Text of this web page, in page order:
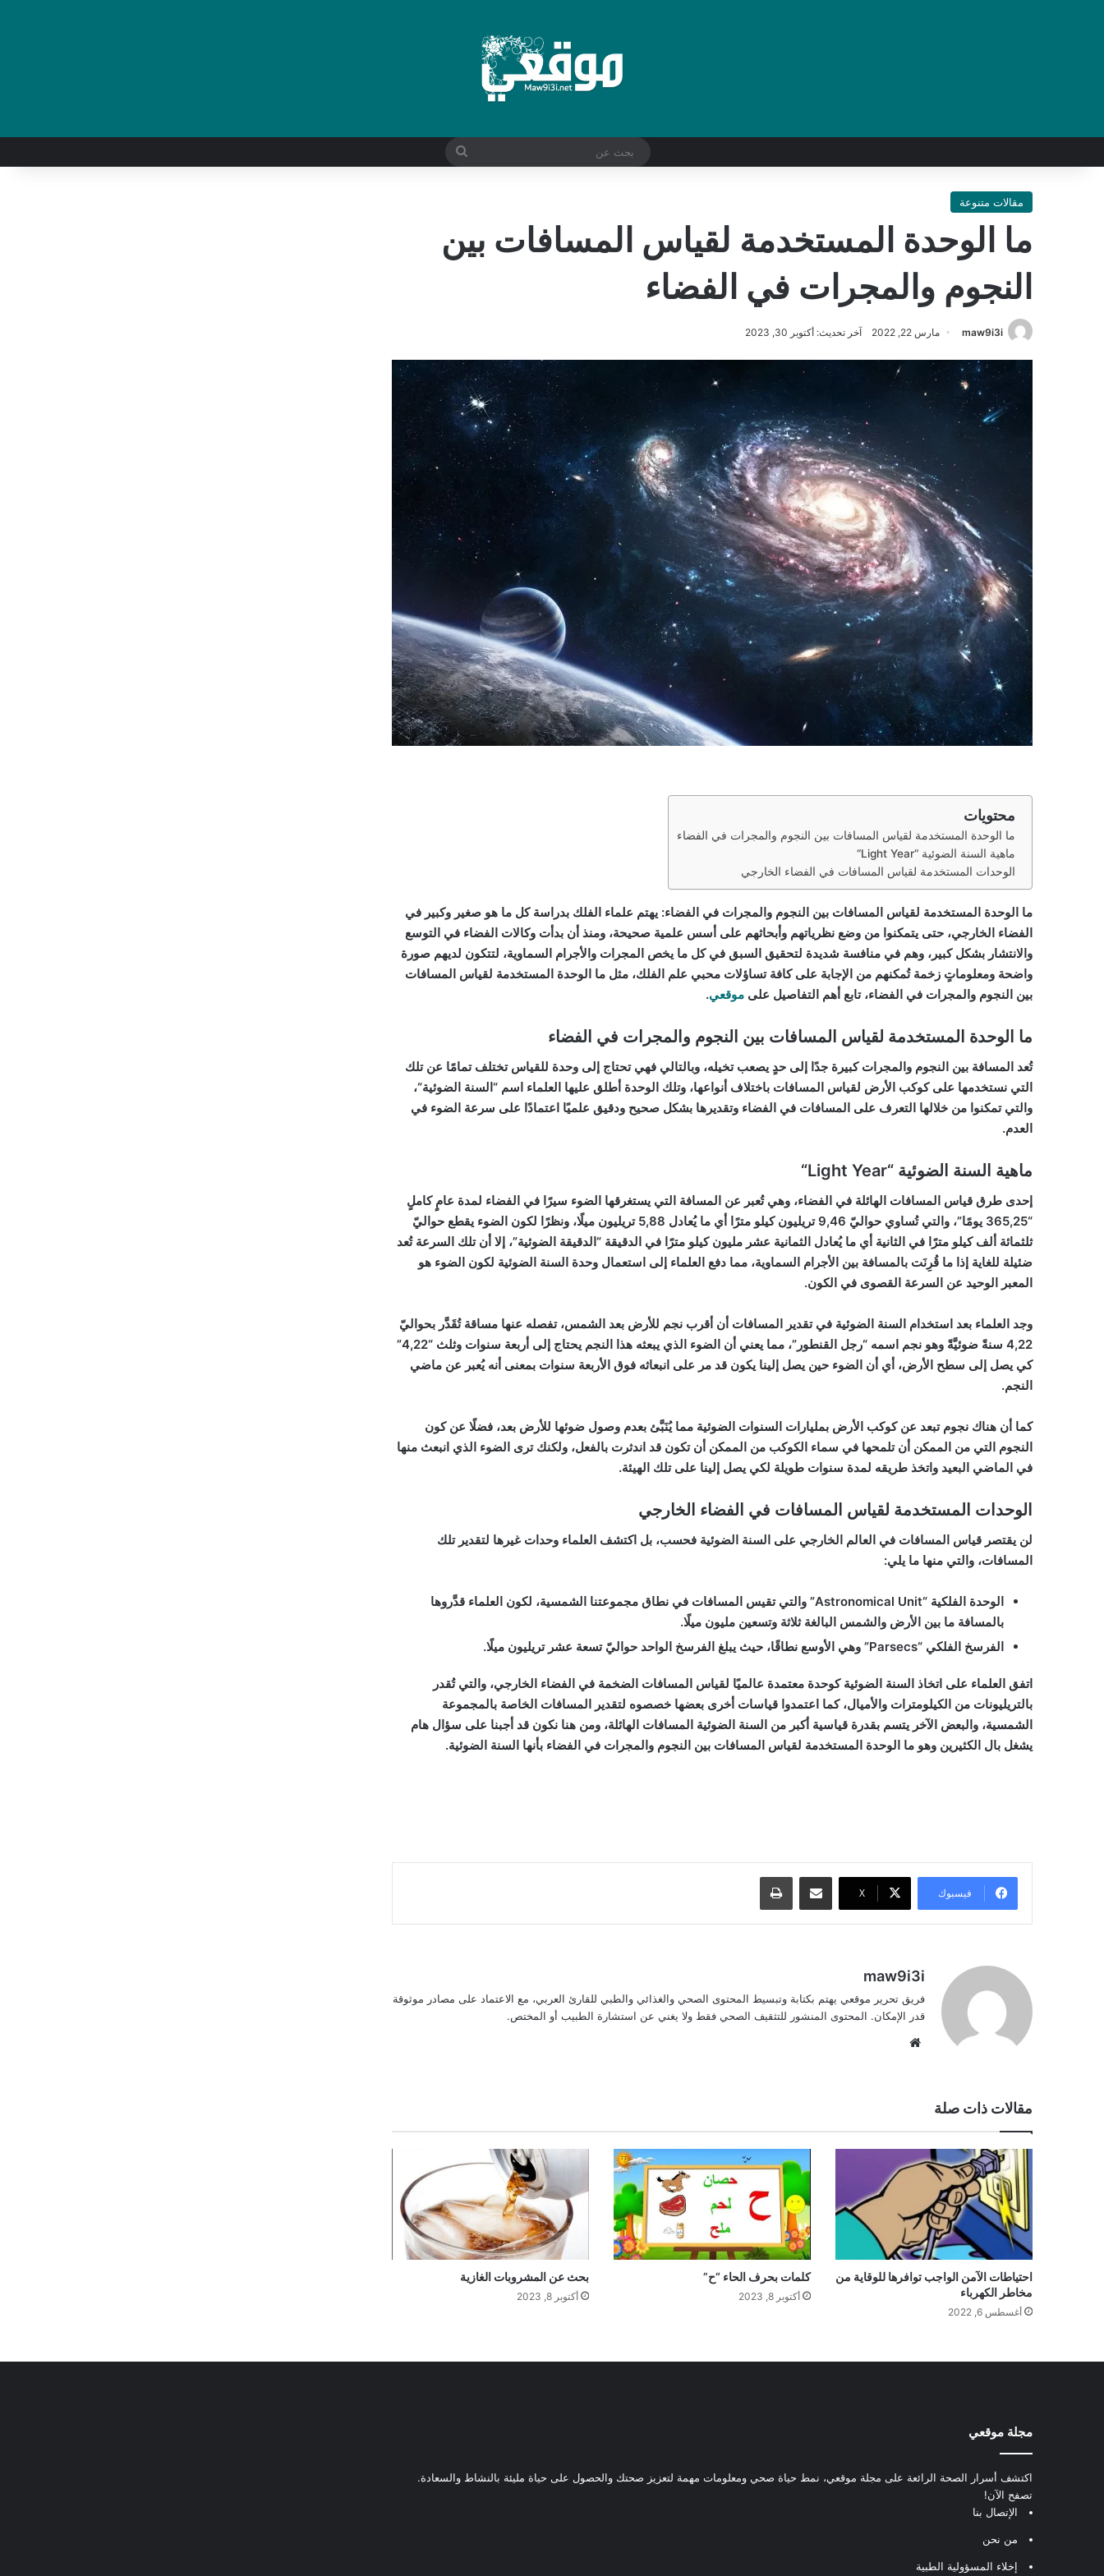
بحث
مقالات متنوعة
ما الوحدة المستخدمة لقياس المسافات بين
النجوم والمجرات في الفضاء
maw9i3i مارس 22, 2022 آخر تحديث: أكتوبر 30, 2023
محتويات
ما الوحدة المستخدمة لقياس المسافات بين النجوم والمجرات في الفضاء
ماهية السنة الضوئية “Light Year“
الوحدات المستخدمة لقياس المسافات في الفضاء الخارجي
ما الوحدة المستخدمة لقياس المسافات بين النجوم والمجرات في الفضاء: يهتم علماء الفلك بدراسة كل ما هو صغير وكبير في
الفضاء الخارجي، حتى يتمكنوا من وضع نظرياتهم وأبحاثهم على أسس علمية صحيحة، ومنذ أن بدأت وكالات الفضاء في التوسع
والانتشار بشكل كبير، وهم في منافسة شديدة لتحقيق السبق في كل ما يخص المجرات والأجرام السماوية، لتتكون لديهم صورة
واضحة ومعلوماتٍ زخمة تُمكنهم من الإجابة على كافة تساؤلات محبي علم الفلك، مثل ما الوحدة المستخدمة لقياس المسافات
بين النجوم والمجرات في الفضاء، تابع أهم التفاصيل على موقعي.
ما الوحدة المستخدمة لقياس المسافات بين النجوم والمجرات في الفضاء
تُعد المسافة بين النجوم والمجرات كبيرة جدًا إلى حدٍ يصعب تخيله، وبالتالي فهي تحتاج إلى وحدة للقياس تختلف تمامًا عن تلك
التي نستخدمها على كوكب الأرض لقياس المسافات باختلاف أنواعها، وتلك الوحدة أطلق عليها العلماء اسم “ السنة الضوئية“،
والتي تمكنوا من خلالها التعرف على المسافات في الفضاء وتقديرها بشكل صحيح ودقيق علميًا اعتمادًا على سرعة الضوء في
العدم.
ماهية السنة الضوئية “Light Year
“
إحدى طرق قياس المسافات الهائلة في الفضاء، وهي تُعبر عن المسافة التي يستغرقها الضوء سيرًا في الفضاء لمدة عامٍ كاملٍ
“365,25 يومًا”، والتي تُساوي حواليّ 9,46 تريليون كيلو مترًا أي ما يُعادل 5,88 تريليون ميلًا، ونظرًا لكون الضوء يقطع حواليّ
ثلثمائة ألف كيلو مترًا في الثانية أي ما يُعادل الثمانية عشر مليون كيلو مترًا في الدقيقة “الدقيقة الضوئية”، إلا أن تلك السرعة تُعد
ضئيلة للغاية إذا ما قُرِنَت بالمسافة بين الأجرام السماوية، مما دفع العلماء إلى استعمال وحدة السنة الضوئية لكون الضوء هو
المعبر الوحيد عن السرعة القصوى في الكون.
وجد العلماء بعد استخدام السنة الضوئية في تقدير المسافات أن أقرب نجم للأرض بعد الشمس، تفصله عنها مساقة تُقَدَّر بحواليّ
4,22 سنةً ضوئيَّةً وهو نجم اسمه “رجل القنطور”، مما يعني أن الضوء الذي يبعثه هذا النجم يحتاج إلى أربعة سنوات وثلث “4,22”
كي يصل إلى سطح الأرض، أي أن الضوء حين يصل إلينا يكون قد مر على انبعاثه فوق الأربعة سنوات بمعنى أنه يُعبر عن ماضي
النجم.
كما أن هناك نجوم تبعد عن كوكب الأرض بمليارات السنوات الضوئية مما يُنَبَّئ بعدم وصول ضوئها للأرض بعد، فضلًا عن كون
النجوم التي من الممكن أن تلمحها في سماء الكوكب من الممكن أن تكون قد اندثرت بالفعل، ولكنك ترى الضوء الذي انبعث منها
في الماضي البعيد واتخذ طريقه لمدة سنوات طويلة لكي يصل إلينا على تلك الهيئة.
الوحدات المستخدمة لقياس المسافات في الفضاء الخارجي
لن يقتصر قياس المسافات في العالم الخارجي على السنة الضوئية فحسب، بل اكتشف العلماء وحدات غيرها لتقدير تلك
المسافات، والتي منها ما يلي:
الوحدة الفلكية “Astronomical Unit” والتي تقيس المسافات في نطاق مجموعتنا الشمسية، لكون العلماء قدَّروها
بالمسافة ما بين الأرض والشمس البالغة ثلاثة وتسعين مليون ميلًا.
الفرسخ الفلكي “Parsecs” وهي الأوسع نطاقًا، حيث يبلغ الفرسخ الواحد حواليّ تسعة عشر تريليون ميلًا.
اتفق العلماء على اتخاذ السنة الضوئية كوحدة معتمدة عالميًا لقياس المسافات الضخمة في الفضاء الخارجي، والتي تُقدر
بالتريليونات من الكيلومترات والأميال، كما اعتمدوا قياسات أخرى بعضها خصصوه لتقدير المسافات الخاصة بالمجموعة
الشمسية، والبعض الآخر يتسم بقدرة قياسية أكبر من السنة الضوئية المسافات الهائلة، ومن هنا نكون قد أجبنا على سؤال هام
يشغل بال الكثيرين وهو ما الوحدة المستخدمة لقياس المسافات بين النجوم والمجرات في الفضاء بأنها السنة الضوئية.
فيسبوك ‫X
مشاركة عبر البريد طباعة
maw9i3i
فريق تحرير موقعي يهتم بكتابة وتبسيط المحتوى الصحي والغذائي والطبي للقارئ العربي، مع الاعتماد على مصادر موثوقة
قدر الإمكان. المحتوى المنشور للتثقيف الصحي فقط ولا يغني عن استشارة الطبيب أو المختص.
مقالات ذات صلة
احتياطات الآمن الواجب توافرها للوقاية من
مخاطر الكهرباء
أغسطس 6, 2022
كلمات بحرف الحاء “ح”
أكتوبر 8, 2023
بحث عن المشروبات الغازية
أكتوبر 8, 2023
مجلة موقعي
اكتشف أسرار الصحة الرائعة على مجلة موقعي، نمط حياة صحي ومعلومات مهمة لتعزيز صحتك والحصول على حياة مليئة بالنشاط والسعادة.
تصفح الآن!
الإتصال بنا
من نحن
إخلاء المسؤولية الطبية